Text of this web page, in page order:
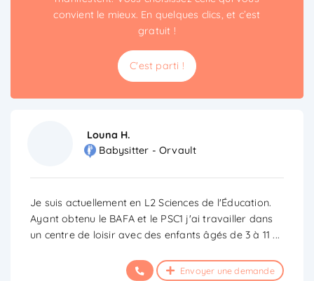
convient le mieux. En quelques clics, et c’est
gratuit !
C'est parti !
Louna H.
Babysitter - Orvault
Je suis actuellement en L2 Sciences de l'Éducation.
Ayant obtenu le BAFA et le PSC1 j'ai travailler dans
un centre de loisir avec des enfants âgés de 3 à 11...
Envoyer une demande